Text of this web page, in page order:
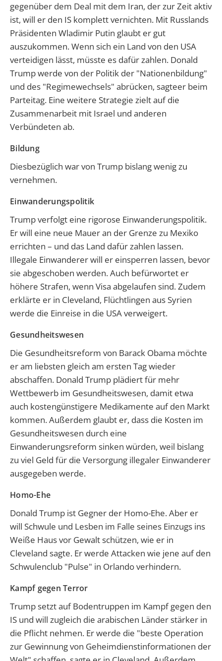
gegenüber dem Deal mit dem Iran, der zur Zeit aktiv
ist, will er den IS komplett vernichten. Mit Russlands
Präsidenten Wladimir Putin glaubt er gut
auszukommen. Wenn sich ein Land von den USA
verteidigen lässt, müsste es dafür zahlen. Donald
Trump werde von der Politik der "Nationenbildung"
und des "Regimewechsels" abrücken, sagteer beim
Parteitag. Eine weitere Strategie zielt auf die
Zusammenarbeit mit Israel und anderen
Verbündeten ab.
Bildung
Diesbezüglich war von Trump bislang wenig zu
vernehmen.
Einwanderungspolitik
Trump verfolgt eine rigorose Einwanderungspolitik.
Er will eine neue Mauer an der Grenze zu Mexiko
errichten – und das Land dafür zahlen lassen.
Illegale Einwanderer will er einsperren lassen, bevor
sie abgeschoben werden. Auch befürwortet er
höhere Strafen, wenn Visa abgelaufen sind. Zudem
erklärte er in Cleveland, Flüchtlingen aus Syrien
werde die Einreise in die USA verweigert.
Gesundheitswesen
Die Gesundheitsreform von Barack Obama möchte
er am liebsten gleich am ersten Tag wieder
abschaffen. Donald Trump plädiert für mehr
Wettbewerb im Gesundheitswesen, damit etwa
auch kostengünstigere Medikamente auf den Markt
kommen. Außerdem glaubt er, dass die Kosten im
Gesundheitswesen durch eine
Einwanderungsreform sinken würden, weil bislang
zu viel Geld für die Versorgung illegaler Einwanderer
ausgegeben werde.
Homo-Ehe
Donald Trump ist Gegner der Homo-Ehe. Aber er
will Schwule und Lesben im Falle seines Einzugs ins
Weiße Haus vor Gewalt schützen, wie er in
Cleveland sagte. Er werde Attacken wie jene auf den
Schwulenclub "Pulse" in Orlando verhindern.
Kampf gegen Terror
Trump setzt auf Bodentruppen im Kampf gegen den
IS und will zugleich die arabischen Länder stärker in
die Pflicht nehmen. Er werde die "beste Operation
zur Gewinnung von Geheimdienstinformationen der